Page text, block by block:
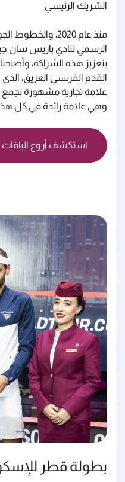
الشريك الرئيسي
منذ عام 2020،
بتعزيز هذه الشراكة،
القدم الفرنسي العريق،
علامة تجارية مشهورة تجمع
وهي علامة رائدة في كل
استكشف أروع الباقات
بطولة قطر